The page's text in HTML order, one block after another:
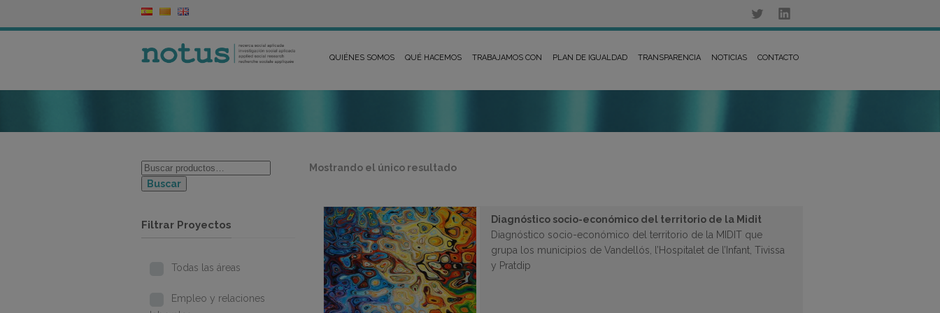
QUIÉNES SOMOS QUÉ HACEMOS TRABAJAMOS CON PLAN DE IGUALDAD TRANSPARENCIA NOTICIAS CONTACTO
Mostrando el único resultado
Diagnóstico socio-económico del territorio de la Midit
Diagnóstico socio-económico del territorio de la MIDIT que
grupa los municipios de Vandellós, l’Hospitalet de l’Infant, Tivissa
y Pratdip
Buscar
Filtrar Proyectos
Todas las áreas
Empleo y relaciones